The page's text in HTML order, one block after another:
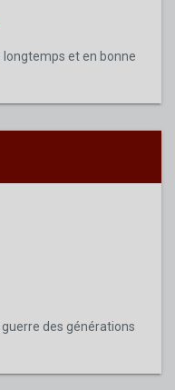
et en bonne
guerre des générations